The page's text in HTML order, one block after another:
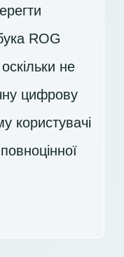
ROG
не
цифрову
користувачі